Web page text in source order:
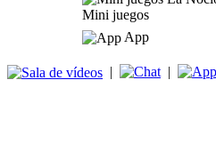
Mini juegos
App
| |